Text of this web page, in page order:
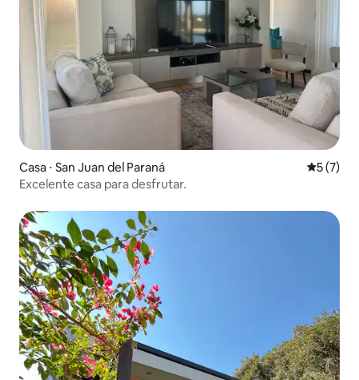
Casa ⋅ San Juan del Paraná 5 de
5 (7)
Excelente casa para desfrutar.